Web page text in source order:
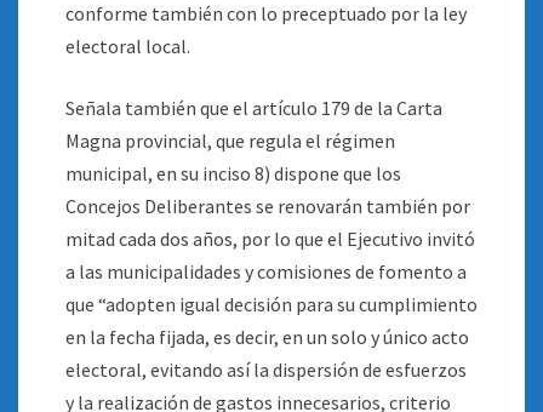
conforme también con lo preceptuado por la ley
electoral local.
Señala también que el artículo 179 de la Carta
Magna provincial, que regula el régimen
municipal, en su inciso 8) dispone que los
Concejos Deliberantes se renovarán también por
mitad cada dos años, por lo que el Ejecutivo invitó
a las municipalidades y comisiones de fomento a
que “adopten igual decisión para su cumplimiento
en la fecha fijada, es decir, en un solo y único acto
electoral, evitando así la dispersión de esfuerzos
y la realización de gastos innecesarios, criterio